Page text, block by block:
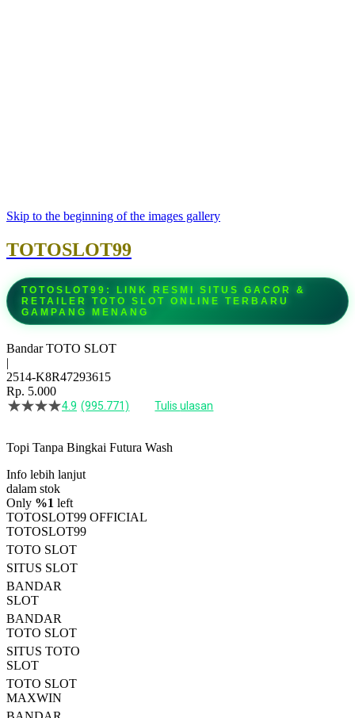
Skip to the beginning of the images gallery
TOTOSLOT99
TOTOSLOT99: LINK RESMI SITUS GACOR &
RETAILER TOTO SLOT ONLINE TERBARU
GAMPANG MENANG
Bandar TOTO SLOT
|
2514-K8R47293615
Rp. 5.000
4.5
bintang,
rating
rata-
rata.
Read
13
Reviews.
Tautan
halaman
yang
sama.
4.9 (995.771) Tulis ulasan
Topi Tanpa Bingkai Futura Wash
Info lebih lanjut
dalam stok
Only %1 left
TOTOSLOT99 OFFICIAL
TOTOSLOT99
TOTO SLOT
SITUS SLOT
BANDAR
SLOT
BANDAR
TOTO SLOT
SITUS TOTO
SLOT
TOTO SLOT
MAXWIN